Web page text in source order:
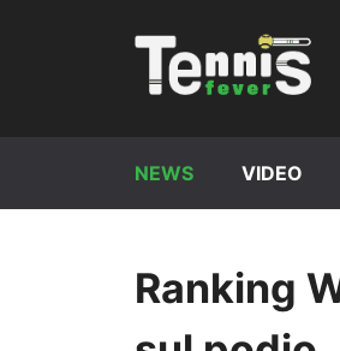
NEWS VIDEO
Ranking